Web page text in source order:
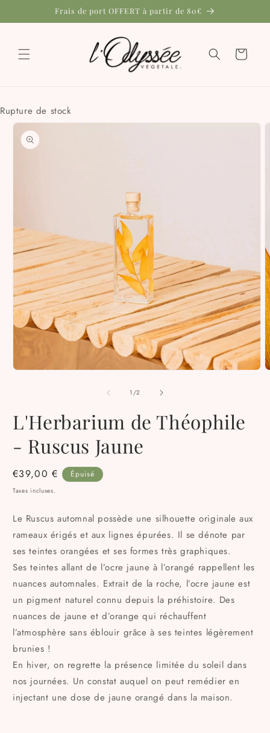
au
Frais de port OFFERT à partir de 80€
Panier
Rupture de stock
Passer aux
informations
produits
une
fenêtre
1/de
2
L'Herbarium de Théophile
- Ruscus Jaune
Prix
habituel
€39,00 € Épuisé
Taxes incluses.
Le Ruscus automnal possède une silhouette originale aux
rameaux érigés et aux lignes épurées. Il se dénote par
ses teintes orangées et ses formes très graphiques.
Ses teintes allant de l’ocre jaune à l’orangé rappellent les
nuances automnales. Extrait de la roche, l’ocre jaune est
un pigment naturel connu depuis la préhistoire. Des
nuances de jaune et d’orange qui réchauffent
l’atmosphère sans éblouir grâce à ses teintes légèrement
brunies !
En hiver, on regrette la présence limitée du soleil dans
nos journées. Un constat auquel on peut remédier en
injectant une dose de jaune orangé dans la maison.